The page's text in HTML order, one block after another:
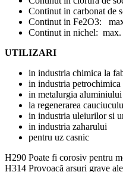
Continut in carbonat de
Continut in Fe2O3:
Continut in nichel: max.
UTILIZARI
in industria chimica la
in industria
in metalurgia aluminiului
la regenerarea
in industria uleiurilor si
in industria zaharului
pentru uz casnic
H290 Poate fi corosiv pentru
H314 Provoacă arsuri grave